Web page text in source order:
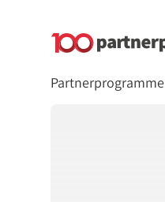
Partnerprogramme